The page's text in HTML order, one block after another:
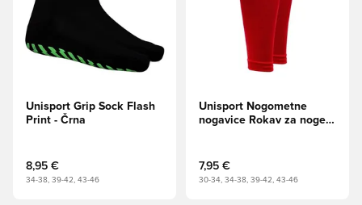
Unisport Grip Sock Flash
Print - Črna
8,95 €
34-38, 39-42, 43-46
Unisport Nogometne
nogavice Rokav za noge -
7,95 €
30-34, 34-38, 39-42, 43-46